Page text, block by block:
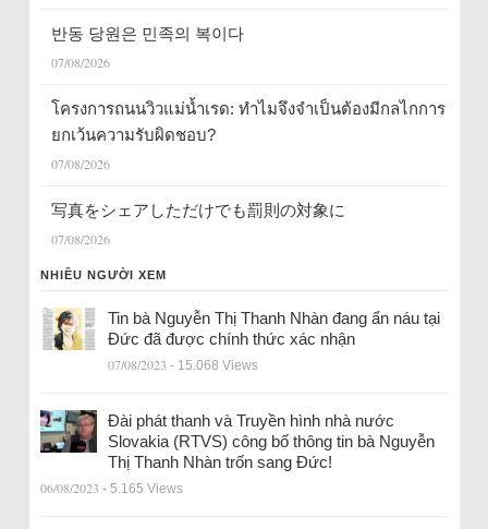
반동 당원은 민족의 복이다
07/08/2026
โครงการถนนวิวแม่น้ำเรด: ทำไมจึงจำเป็นต้องมีกลไกการ
ยกเว้นความรับผิดชอบ?
07/08/2026
写真をシェアしただけでも罰則の対象に
07/08/2026
NHIỀU NGƯỜI XEM
Tin bà Nguyễn Thị Thanh Nhàn đang ẩn náu tại
Đức đã được chính thức xác nhận
07/08/2023 - 15.068 Views
Đài phát thanh và Truyền hình nhà nước
Slovakia (RTVS) công bố thông tin bà Nguyễn
Thị Thanh Nhàn trốn sang Đức!
06/08/2023 - 5.165 Views